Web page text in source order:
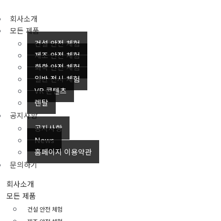
회사소개
모든 제품
건설 안전 체험
제조 안전 체험
화학 안전 체험
일반 전시 체험
VR 콘텐츠
렌탈
공지사항
공지사항
News
홈페이지 이용약관
문의하기
회사소개
모든 제품
건설 안전 체험